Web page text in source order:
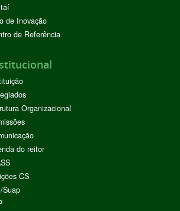
de Inovação
de Referência
Organizacional
do reitor
CS
Suap